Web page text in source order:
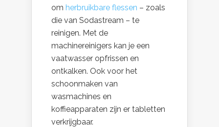
om herbruikbare flessen – zoals
die van Sodastream – te
reinigen. Met de
machinereinigers kan je een
vaatwasser opfrissen en
ontkalken. Ook voor het
schoonmaken van
wasmachines en
koffieapparaten zijn er tabletten
verkrijgbaar.